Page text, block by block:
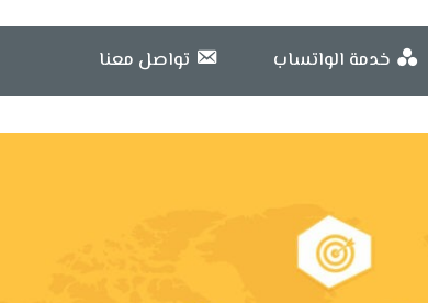
خدمة الواتساب تواصل معنا